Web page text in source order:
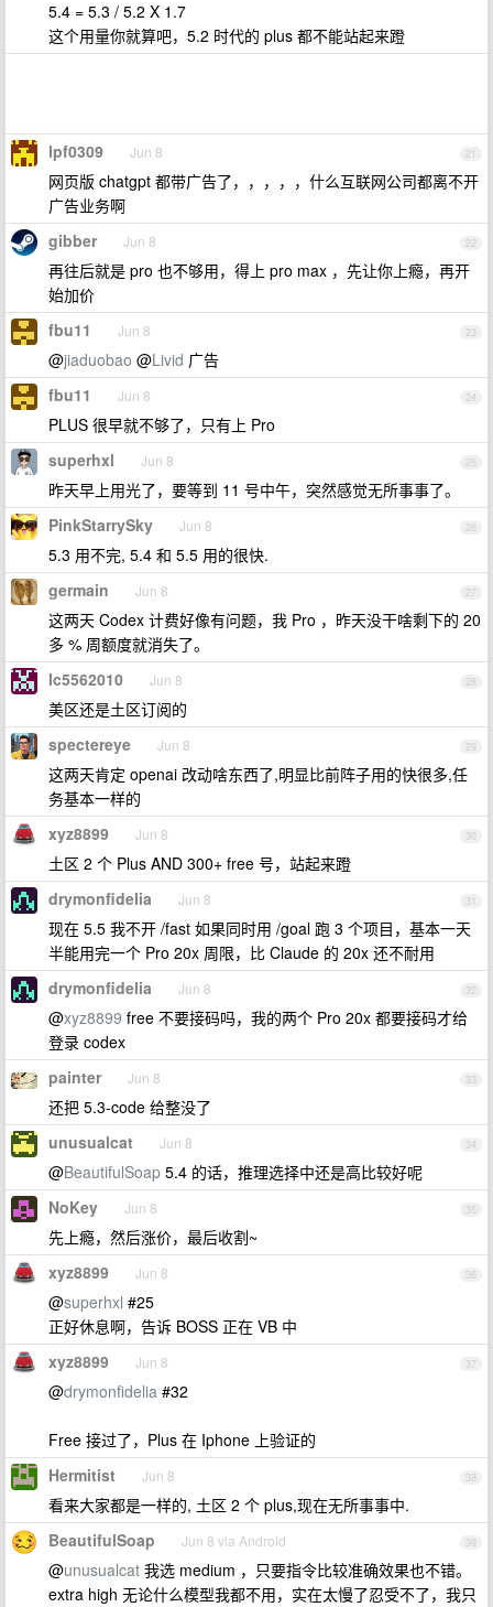
5.4 = 5.3 / 5.2 X 1.7
这个用量你就算吧，5.2 时代的 plus 都不能站起来蹬
21
lpf0309 Jun 8
网页版 chatgpt 都带广告了，，，，，什么互联网公司都离不开
广告业务啊
22
gibber Jun 8
再往后就是 pro 也不够用，得上 pro max ，先让你上瘾，再开
始加价
23
fbu11 Jun 8
@jiaduobao @Livid 广告
24
fbu11 Jun 8
PLUS 很早就不够了，只有上 Pro
25
superhxl Jun 8
昨天早上用光了，要等到 11 号中午，突然感觉无所事事了。
26
PinkStarrySky Jun 8
5.3 用不完, 5.4 和 5.5 用的很快.
27
germain Jun 8
这两天 Codex 计费好像有问题，我 Pro ，昨天没干啥剩下的 20
多 % 周额度就消失了。
28
lc5562010 Jun 8
美区还是土区订阅的
29
spectereye Jun 8
这两天肯定 openai 改动啥东西了,明显比前阵子用的快很多,任
务基本一样的
30
xyz8899 Jun 8
土区 2 个 Plus AND 300+ free 号，站起来蹬
31
drymonfidelia Jun 8
现在 5.5 我不开 /fast 如果同时用 /goal 跑 3 个项目，基本一天
半能用完一个 Pro 20x 周限，比 Claude 的 20x 还不耐用
32
drymonfidelia Jun 8
@xyz8899 free 不要接码吗，我的两个 Pro 20x 都要接码才给
登录 codex
33
painter Jun 8
还把 5.3-code 给整没了
34
unusualcat Jun 8
@BeautifulSoap 5.4 的话，推理选择中还是高比较好呢
35
NoKey Jun 8
先上瘾，然后涨价，最后收割~
36
xyz8899 Jun 8
@superhxl #25
正好休息啊，告诉 BOSS 正在 VB 中
37
xyz8899 Jun 8
@drymonfidelia #32
Free 接过了，Plus 在 Iphone 上验证的
38
Hermitist Jun 8
看来大家都是一样的, 土区 2 个 plus,现在无所事事中.
39
BeautifulSoap Jun 8 via Android
@unusualcat 我选 medium ，只要指令比较准确效果也不错。
extra high 无论什么模型我都不用，实在太慢了忍受不了，我只